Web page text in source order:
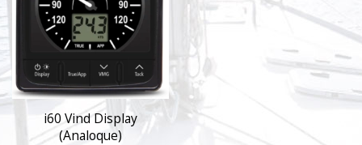
i60 Vind Display
(Analoque)